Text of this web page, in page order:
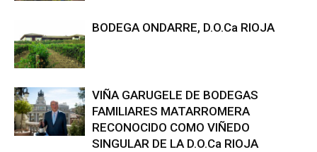
BODEGA ONDARRE, D.O.Ca RIOJA
VIÑA GARUGELE DE BODEGAS
FAMILIARES MATARROMERA
RECONOCIDO COMO VIÑEDO
SINGULAR DE LA D.O.Ca RIOJA